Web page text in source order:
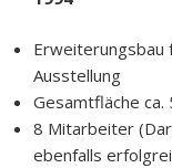
Erweiterungsbau
Ausstellung
Gesamtfläche ca.
8 Mitarbeiter
ebenfalls